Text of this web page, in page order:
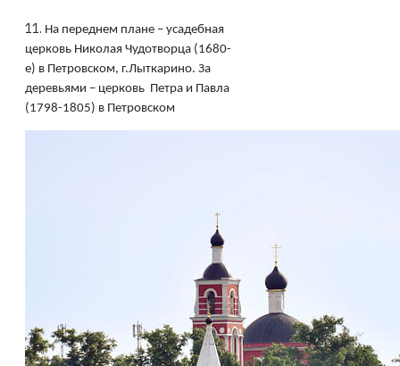
11. На переднем плане – усадебная
церковь Николая Чудотворца (1680-
е) в Петровском, г.Лыткарино. За
деревьями – церковь Петра и Павла
(1798-1805) в Петровском